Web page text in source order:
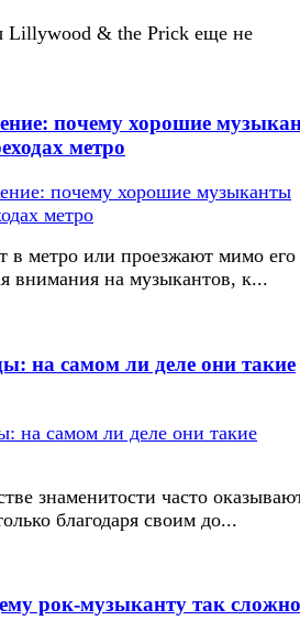
Lillywood & the Prick еще не
почему хорошие
метро
в метро или проезжают мимо его
внимания на музыкантов, к...
на самом ли деле они такие
знаменитости часто
благодаря своим до...
рок-музыканту так сложно